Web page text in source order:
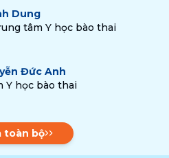
Dung
tâm Y học bào thai
Đức Anh
Y học bào thai
toàn bộ